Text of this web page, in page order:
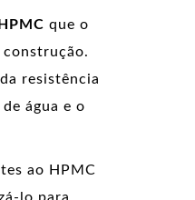
que o
resistência
água e o
ao HPMC